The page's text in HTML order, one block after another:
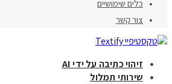
כלים שימושיים
צור קשר
זיהוי כתיבה על ידי AI
שירותי תמלול